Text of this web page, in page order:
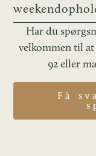
Har du
velkommen til
92eller
Få